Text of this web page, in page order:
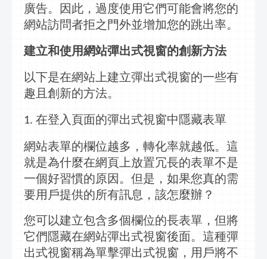
廣告。因此，過度使用它們可能會將您的
網站訪問者拒之門外並增加您的跳出率。
建立和使用網站彈出式視窗的創新方法
以下是在網站上建立彈出式視窗的一些有
趣且創新的方法。
1. 在登 入 頁面的彈出式視窗中隱藏表單
網站表單的欄位越多，轉化率就越低。這
就是為什麼在網頁上放置冗長的表單不是
一個好習慣的原因。但是，如果您真的需
要用戶提供的所有訊息 ，該怎麼辦？
您可以建立包含多個欄位的長表單，但將
它們隱藏在網站彈出式視窗後面。這種彈
出式視窗稱為單擊彈出式視窗 ，用戶將不